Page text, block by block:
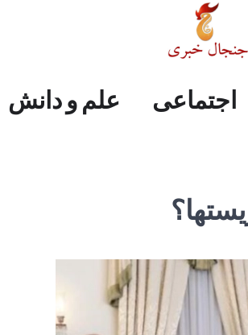
صفحه
ایران
جهان
خاورمیانه
اجتماعی
علم
فرهنگی
اجتماعی علم و دانش